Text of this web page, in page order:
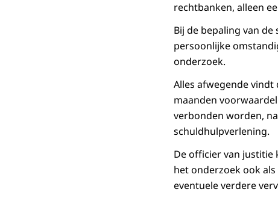
rechtbanken, alleen
Bij de bepaling van
persoonlijke
onderzoek.
Alles afwegende
maanden
verbonden worden,
schuldhulpverlening.
De officier van justitie
het onderzoek ook
eventuele verdere